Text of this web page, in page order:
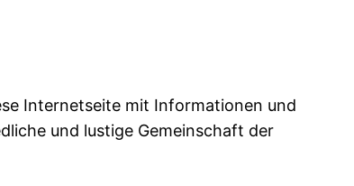
Internetseite mit Informationen und
und lustige Gemeinschaft der